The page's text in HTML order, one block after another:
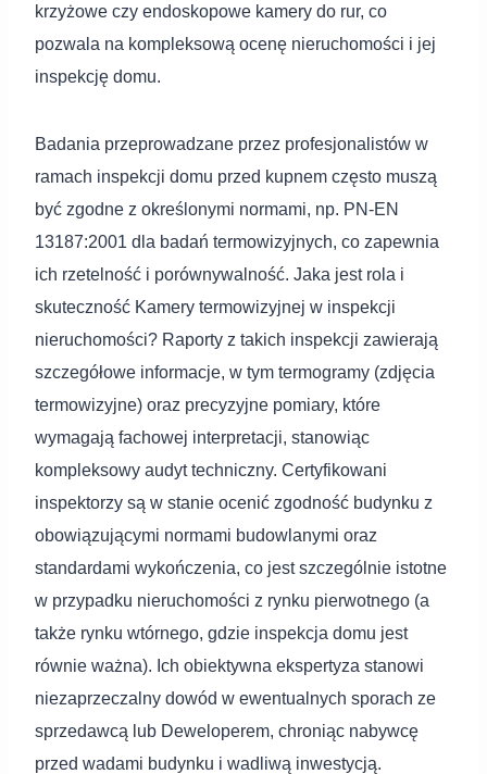
krzyżowe czy endoskopowe kamery do rur, co
pozwala na kompleksową ocenę nieruchomości i jej
inspekcję domu.
Badania przeprowadzane przez profesjonalistów w
ramach inspekcji domu przed kupnem często muszą
być zgodne z określonymi normami, np. PN-EN
13187:2001 dla badań termowizyjnych, co zapewnia
ich rzetelność i porównywalność. Jaka jest rola i
skuteczność Kamery termowizyjnej w inspekcji
nieruchomości? Raporty z takich inspekcji zawierają
szczegółowe informacje, w tym termogramy (zdjęcia
termowizyjne) oraz precyzyjne pomiary, które
wymagają fachowej interpretacji, stanowiąc
kompleksowy audyt techniczny. Certyfikowani
inspektorzy są w stanie ocenić zgodność budynku z
obowiązującymi normami budowlanymi oraz
standardami wykończenia, co jest szczególnie istotne
w przypadku nieruchomości z rynku pierwotnego (a
także rynku wtórnego, gdzie inspekcja domu jest
równie ważna). Ich obiektywna ekspertyza stanowi
niezaprzeczalny dowód w ewentualnych sporach ze
sprzedawcą lub Deweloperem, chroniąc nabywcę
przed wadami budynku i wadliwą inwestycją.